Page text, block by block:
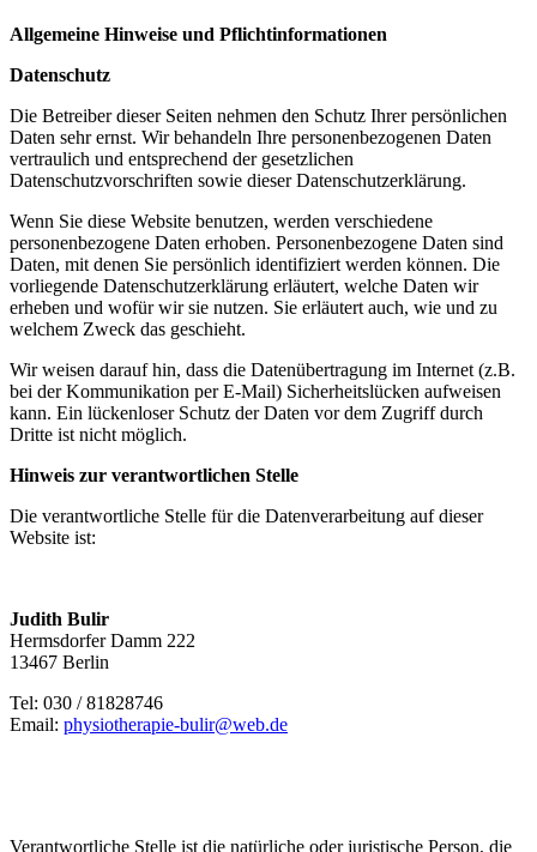
Allgemeine Hinweise und Pflichtinformationen
Datenschutz
Die Betreiber dieser Seiten nehmen den Schutz Ihrer persönlichen
Daten sehr ernst. Wir behandeln Ihre personenbezogenen Daten
vertraulich und entsprechend der gesetzlichen
Datenschutzvorschriften sowie dieser Datenschutzerklärung.
Wenn Sie diese Website benutzen, werden verschiedene
personenbezogene Daten erhoben. Personenbezogene Daten sind
Daten, mit denen Sie persönlich identifiziert werden können. Die
vorliegende Datenschutzerklärung erläutert, welche Daten wir
erheben und wofür wir sie nutzen. Sie erläutert auch, wie und zu
welchem Zweck das geschieht.
Wir weisen darauf hin, dass die Datenübertragung im Internet (z.B.
bei der Kommunikation per E-Mail) Sicherheitslücken aufweisen
kann. Ein lückenloser Schutz der Daten vor dem Zugriff durch
Dritte ist nicht möglich.
Hinweis zur verantwortlichen Stelle
Die verantwortliche Stelle für die Datenverarbeitung auf dieser
Website ist:
Judith Bulir
Hermsdorfer Damm 222
13467 Berlin
Tel: 030 / 81828746
Email: physiotherapie-bulir@web.de
Verantwortliche Stelle ist die natürliche oder juristische Person, die